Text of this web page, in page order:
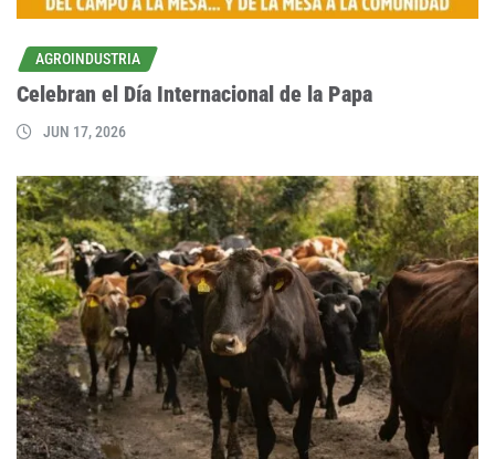
AGROINDUSTRIA
Celebran el Día Internacional de la Papa
JUN 17, 2026